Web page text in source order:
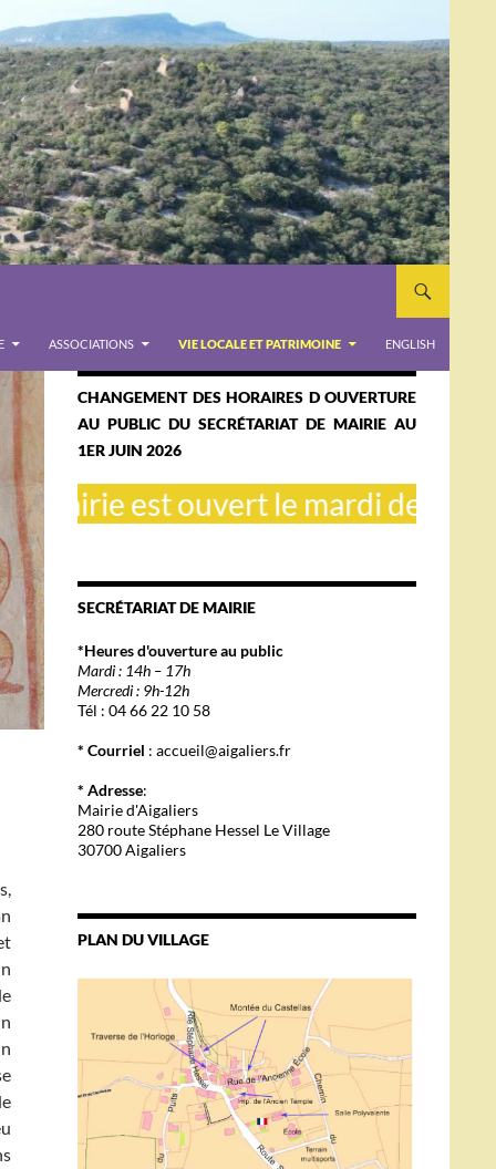
ASSOCIATIONS VIE LOCALE ET PATRIMOINE ENGLISH
CHANGEMENT DES HORAIRES D OUVERTURE
AU PUBLIC DU SECRÉTARIAT DE MAIRIE AU
1ER JUIN 2026
est ouvert le mardi de 14h à 17h
SECRÉTARIAT DE MAIRIE
*Heures d'ouverture au public
Mardi : 14h – 17h
Mercredi : 9h-12h
Tél : 04 66 22 10 58
* Courriel : accueil@aigaliers.fr
* Adresse:
Mairie d'Aigaliers
280 route Stéphane Hessel Le Village
30700 Aigaliers
PLAN DU VILLAGE